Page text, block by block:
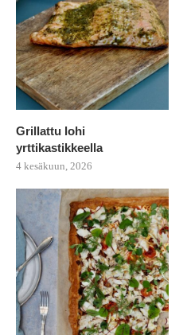
Grillattu lohi
yrttikastikkeella
4 kesäkuun, 2026